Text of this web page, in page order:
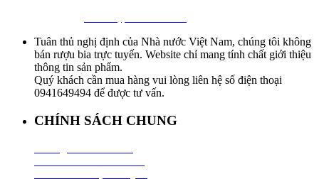
Tuân thủ nghị định của Nhà nước Việt Nam, chúng tôi không
bán rượu bia trực tuyến. Website chỉ mang tính chất giới thiệu
thông tin sản phẩm.
Quý khách cần mua hàng vui lòng liên hệ số điện thoại
0941649494 để được tư vấn.
CHÍNH SÁCH CHUNG